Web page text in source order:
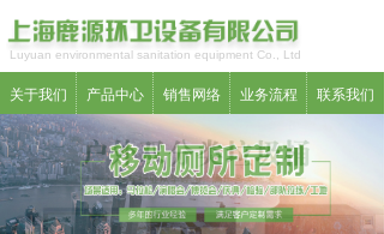
Luyuan environmental sanitation equipment Co., Ltd
关于我们 产品中心 销售网络 业务流程 联系我们